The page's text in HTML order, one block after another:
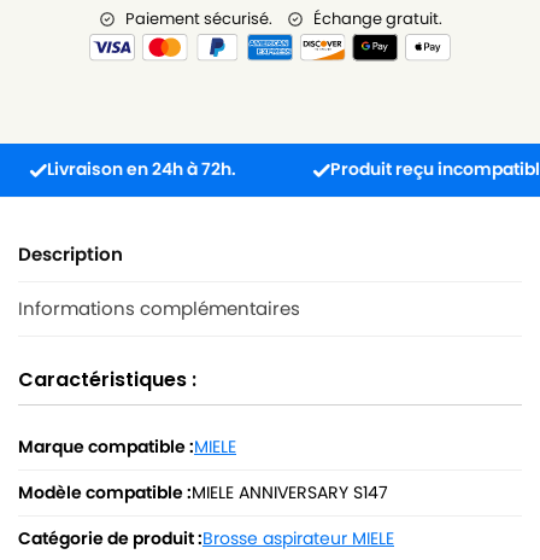
Paiement sécurisé. Échange gratuit.
Livraison en 24h à 72h. Produit reçu incompatible ?
Description
Informations complémentaires
Caractéristiques :
Marque compatible :MIELE
Modèle compatible :MIELE ANNIVERSARY S147
Catégorie de produit :Brosse aspirateur MIELE